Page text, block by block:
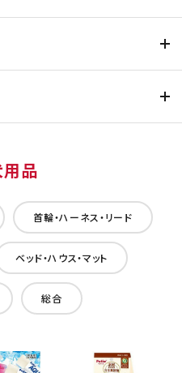
用品
首輪・ハーネス・リード
ベッド・ハウス・マット
総合